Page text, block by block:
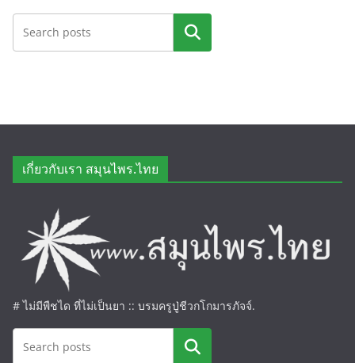
ค้นหา
เกี่ยวกับเรา สมุนไพร.ไทย
# ไม่มีพืชได ที่ไม่เป็นยา :: บรมครูปู่ชีวกโกมารภัจจ์.
ค้นหา